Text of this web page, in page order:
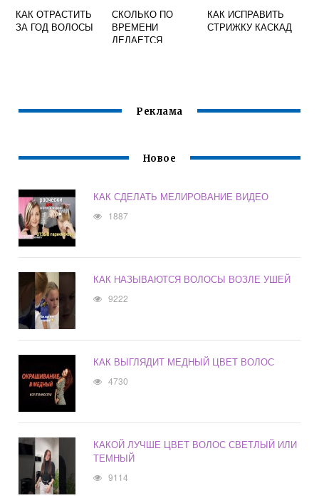
КАК ОТРАСТИТЬ
ЗА ГОД ВОЛОСЫ
СКОЛЬКО ПО
ВРЕМЕНИ
ДЕЛАЕТСЯ
КАК ИСПРАВИТЬ
СТРИЖКУ КАСКАД
Реклама
Новое
КАК СДЕЛАТЬ МЕЛИРОВАНИЕ ВИДЕО
1887
КАК НАЗЫВАЮТСЯ ВОЛОСЫ ВОЗЛЕ УШЕЙ
9222
КАК ВЫГЛЯДИТ МЕДНЫЙ ЦВЕТ ВОЛОС
4730
КАКОЙ ЛУЧШЕ ЦВЕТ ВОЛОС СВЕТЛЫЙ ИЛИ
ТЕМНЫЙ
9114